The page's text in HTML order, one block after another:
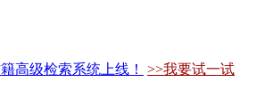
高级检索系统上线！
>>我要试一试